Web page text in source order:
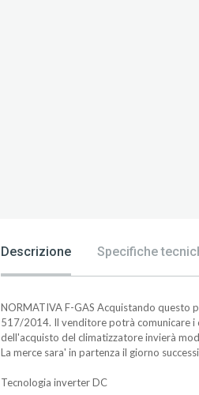
Descrizione Specifiche
NORMATIVA F-GAS Acquistando questo
517/2014. Il venditore potrà comunicare i
dell'acquisto del climatizzatore invierà
La merce sara' in partenza il giorno
Tecnologia inverter DC